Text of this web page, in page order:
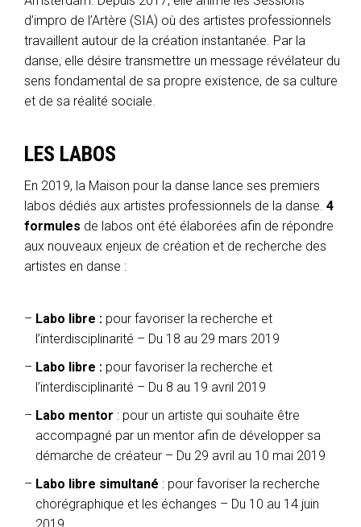
d’impro de l’Artère (SIA) où des artistes professionnels
travaillent autour de la création instantanée. Par la
danse, elle désire transmettre un message révélateur du
sens fondamental de sa propre existence, de sa culture
et de sa réalité sociale.
LES LABOS
En 2019, la Maison pour la danse lance ses premiers
labos dédiés aux artistes professionnels de la danse. 4
formules de labos ont été élaborées afin de répondre
aux nouveaux enjeux de création et de recherche des
artistes en danse :
Labo libre : pour favoriser la recherche et
l’interdisciplinarité – Du 18 au 29 mars 2019
Labo libre : pour favoriser la recherche et
l’interdisciplinarité – Du 8 au 19 avril 2019
Labo mentor : pour un artiste qui souhaite être
accompagné par un mentor afin de développer sa
démarche de créateur – Du 29 avril au 10 mai 2019
Labo libre simultané : pour favoriser la recherche
chorégraphique et les échanges – Du 10 au 14 juin